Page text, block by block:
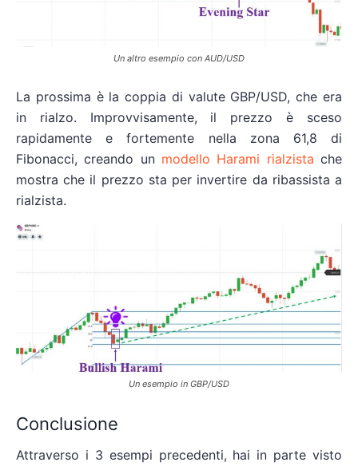
Un altro esempio con AUD/USD
La prossima è la coppia di valute GBP/USD, che era
in rialzo. Improvvisamente, il prezzo è sceso
rapidamente e fortemente nella zona 61,8 di
Fibonacci, creando un modello Harami rialzista che
mostra che il prezzo sta per invertire da ribassista a
rialzista.
Un esempio in GBP/USD
Conclusione
Attraverso i 3 esempi precedenti, hai in parte visto